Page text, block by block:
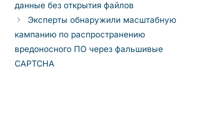
данные без открытия файлов
Эксперты обнаружили масштабную
кампанию по распространению
вредоносного ПО через фальшивые
CAPTCHA